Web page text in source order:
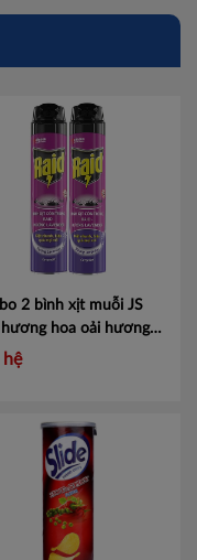
2 bình xịt muỗi JS
hương hoa oải hương
- Diệt nhanh tại mọi
hệ